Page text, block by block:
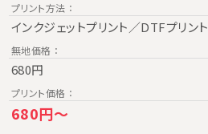
プリント方法 ：
インクジェットプリント／DTFプリント
無地価格 ：
680円
プリント価格 ：
680円～